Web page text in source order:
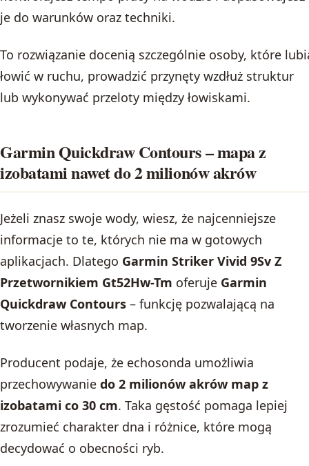
je do warunków oraz techniki.
To rozwiązanie docenią szczególnie osoby, które
łowić w ruchu, prowadzić przynęty wzdłuż struktur
lub wykonywać przeloty między łowiskami.
Garmin Quickdraw Contours – mapa z
izobatami nawet do 2 milionów akrów
Jeżeli znasz swoje wody, wiesz, że najcenniejsze
informacje to te, których nie ma w gotowych
aplikacjach. Dlatego Garmin Striker Vivid 9Sv Z
Przetwornikiem Gt52Hw-Tm oferuje Garmin
Quickdraw Contours – funkcję pozwalającą na
tworzenie własnych map.
Producent podaje, że echosonda umożliwia
przechowywanie do 2 milionów akrów map z
izobatami co 30 cm. Taka gęstość pomaga lepiej
zrozumieć charakter dna i różnice, które mogą
decydować o obecności ryb.